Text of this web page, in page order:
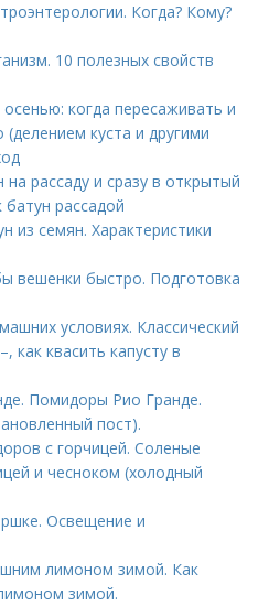
Когда? Кому?
10 полезных свойств
когда пересаживать и
куста и другими
на рассаду и сразу в открытый
рассадой
из семян. Характеристики
вешенки быстро. Подготовка
условиях. Классический
как квасить капусту в
Помидоры Рио Гранде.
пост).
с горчицей. Соленые
и чесноком (холодный
Освещение и
лимоном зимой. Как
зимой.